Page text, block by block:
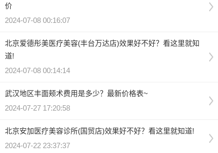
价
2024-07-08 00:16:07
北京爱德彤美医疗美容(丰台万达店)效果好不好？看这里就知
道!
2024-07-08 00:14:14
武汉地区丰面颊术费用是多少？最新价格表~
2024-07-27 17:20:58
北京安加医疗美容诊所(国贸店)效果好不好？看这里就知道!
2024-07-22 23:37:37